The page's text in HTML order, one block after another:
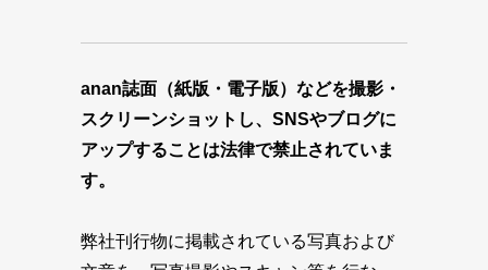
anan誌面（紙版・電子版）などを撮影・
スクリーンショットし、SNSやブログに
アップすることは法律で禁止されていま
す。
弊社刊行物に掲載されている写真および